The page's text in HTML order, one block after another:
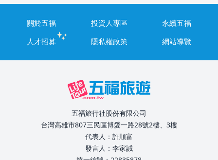
關於五福 投資人專區
永續五福
人才招募
隱私權政策 網站導覽
五福旅行社股份有限公司
台灣高雄市807三民區博愛一路28號2樓、3樓
代表人：許順富
發言人：李家誠